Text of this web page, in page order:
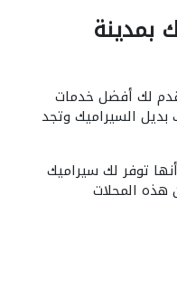
بمدينة
لك أفضل خدمات
بديل السيراميك وتجد
توفر لك سيراميك
هذه المحلات